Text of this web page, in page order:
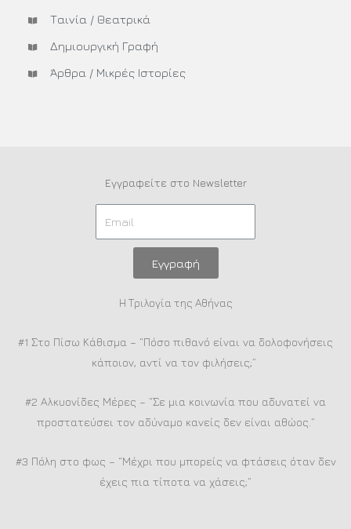
Ταινία / Θεατρικά
Δημιουργική Γραφή
Άρθρα / Μικρές Ιστορίες
Εγγραφείτε στο Newsletter
Εγγραφή
Η Τριλογία της Αθήνας
#1 Στο Πίσω Κάθισμα – “Πόσο πιθανό είναι να δολοφονήσεις
κάποιον, αντί να τον φιλήσεις;”
#2 Αλκυονίδες Μέρες – “Σε μια κοινωνία που αδυνατεί να
προστατεύσει τον αδύναμο κανείς δεν είναι αθώος.”
#3 Πόλη στο φως – “Μέχρι που μπορείς να φτάσεις όταν δεν
έχεις πια τίποτα να χάσεις;”